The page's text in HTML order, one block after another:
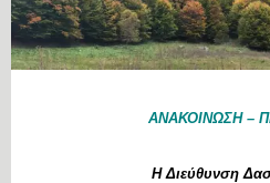
ΑΝΑΚΟΙΝΩΣΗ –
Η Διεύθυνση